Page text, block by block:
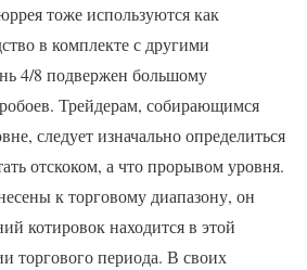
тоже используются как
в комплекте с другими
4/8 подвержен большому
Трейдерам, собирающимся
следует изначально определиться
отскоком, а что прорывом уровня.
к торговому диапазону, он
котировок находится в этой
торгового периода. В своих